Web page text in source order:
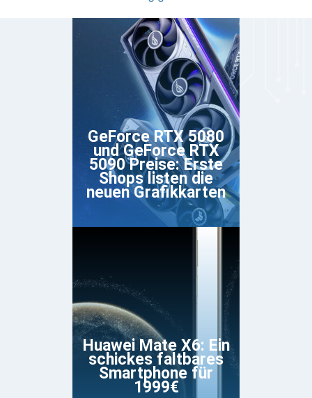
GeForce RTX 5080
und GeForce RTX
5090 Preise: Erste
Shops listen die
neuen Grafikkarten
Huawei Mate X6: Ein
schickes faltbares
Smartphone für
1999€